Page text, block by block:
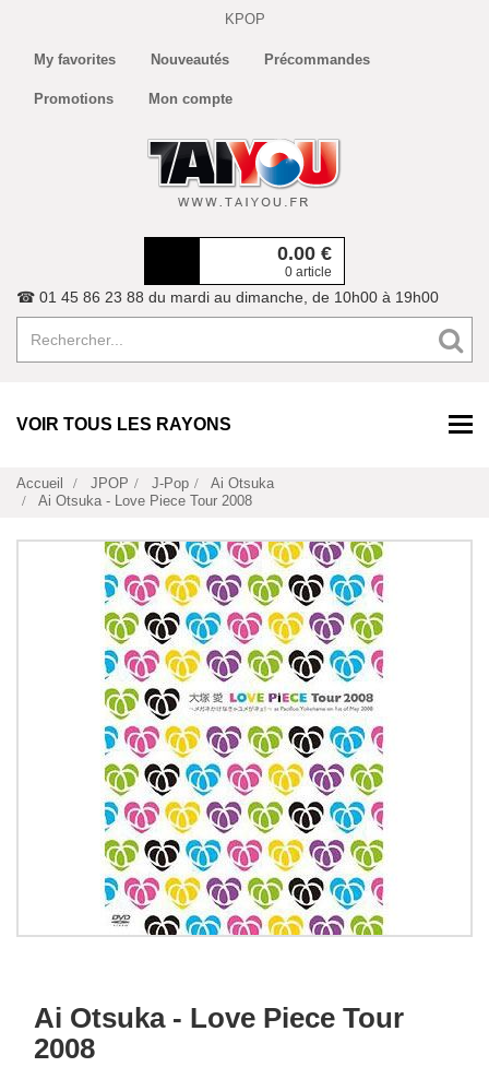
KPOP
My favorites Nouveautés Précommandes
Promotions Mon compte
0.00 €
0 article
☎ 01 45 86 23 88 du mardi au dimanche, de 10h00 à 19h00
VOIR TOUS LES RAYONS
Accueil JPOP J-Pop
Ai Otsuka
Ai Otsuka - Love Piece Tour 2008
Ai Otsuka - Love Piece Tour
2008